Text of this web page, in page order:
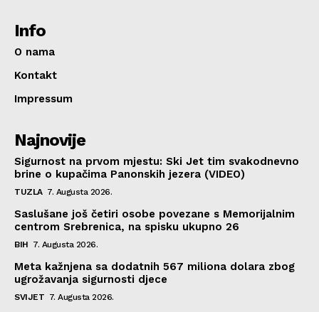
Info
O nama
Kontakt
Impressum
Najnovije
Sigurnost na prvom mjestu: Ski Jet tim svakodnevno
brine o kupačima Panonskih jezera (VIDEO)
TUZLA 7. Augusta 2026.
Saslušane još četiri osobe povezane s Memorijalnim
centrom Srebrenica, na spisku ukupno 26
BIH 7. Augusta 2026.
Meta kažnjena sa dodatnih 567 miliona dolara zbog
ugrožavanja sigurnosti djece
SVIJET 7. Augusta 2026.